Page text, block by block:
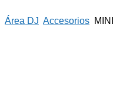
Área DJ Accesorios MINI